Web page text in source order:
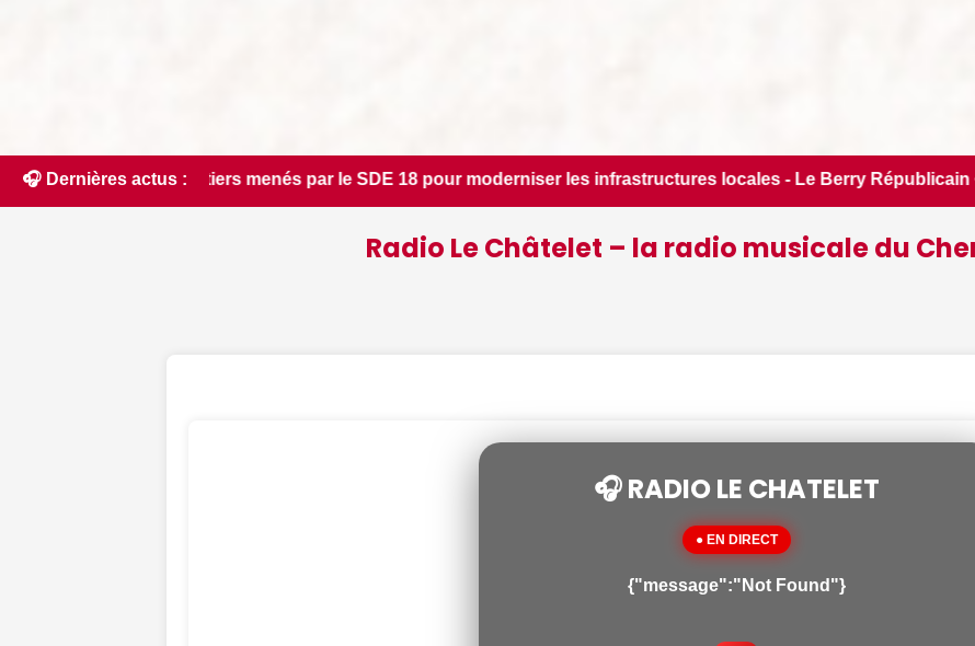
🎧 Dernières actus :
pour moderniser les infrastructures locales - Le Berry Républicain • 📰 Incendies : des pompiers du Cher
Radio Le Châtelet – la radio musicale du
🎧 RADIO LE CHATELET
● EN DIRECT
{"message":"Not Found"}